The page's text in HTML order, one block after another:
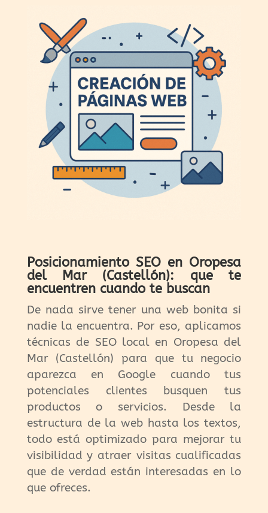
Posicionamiento SEO en Oropesa
del Mar (Castellón): que te
encuentren cuando te buscan
De nada sirve tener una web bonita si
nadie la encuentra. Por eso, aplicamos
técnicas de SEO local en Oropesa del
Mar (Castellón) para que tu negocio
aparezca en Google cuando tus
potenciales clientes busquen tus
productos o servicios. Desde la
estructura de la web hasta los textos,
todo está optimizado para mejorar tu
visibilidad y atraer visitas cualificadas
que de verdad están interesadas en lo
que ofreces.